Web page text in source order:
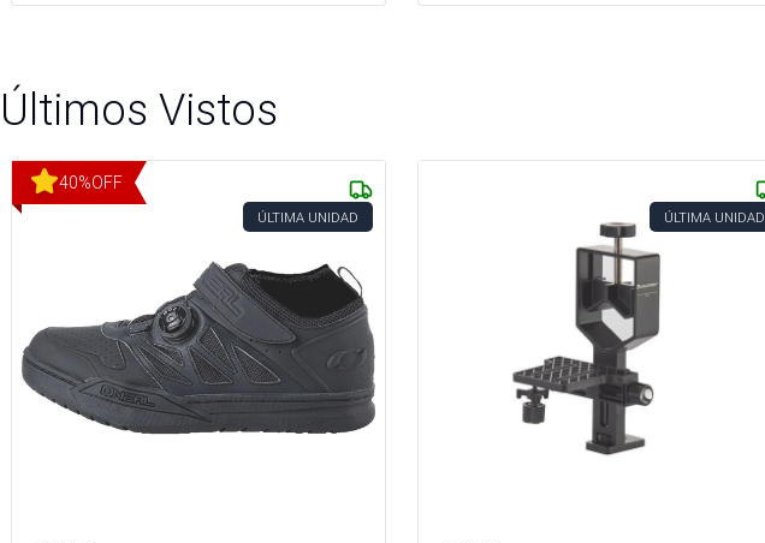
Últimos Vistos
40%OFF
ÚLTIMA UNIDAD ÚLTIMA UNIDAD